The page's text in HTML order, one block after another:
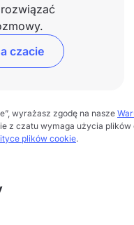
czacie
wyrażasz zgodę na nasze
z czatu wymaga użycia
plików cookie.